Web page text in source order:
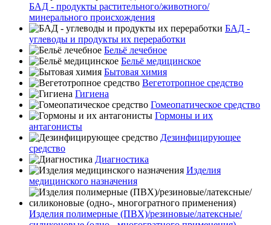
БАД - продукты растительного/животного/
минерального происхождения
БАД -
углеводы и продукты их переработки
Бельё лечебное
Бельё медицинское
Бытовая химия
Вегетотропное средство
Гигиена
Гомеопатическое средство
Гормоны и их
антагонисты
Дезинфицирующее
средство
Диагностика
Изделия
медицинского назначения
Изделия полимерные (ПВХ)/резиновые/латексные/